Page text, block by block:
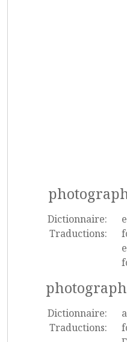
Dictionnaire:
Traductions:
Dictionnaire:
Traductions: